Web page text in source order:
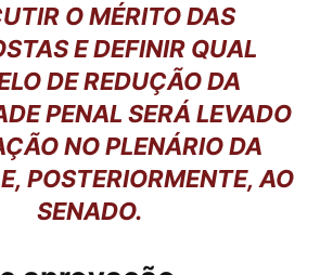
O MÉRITO DAS
E DEFINIR QUAL
DE REDUÇÃO DA
PENAL SERÁ LEVADO
NO PLENÁRIO DA
POSTERIORMENTE, AO
SENADO.